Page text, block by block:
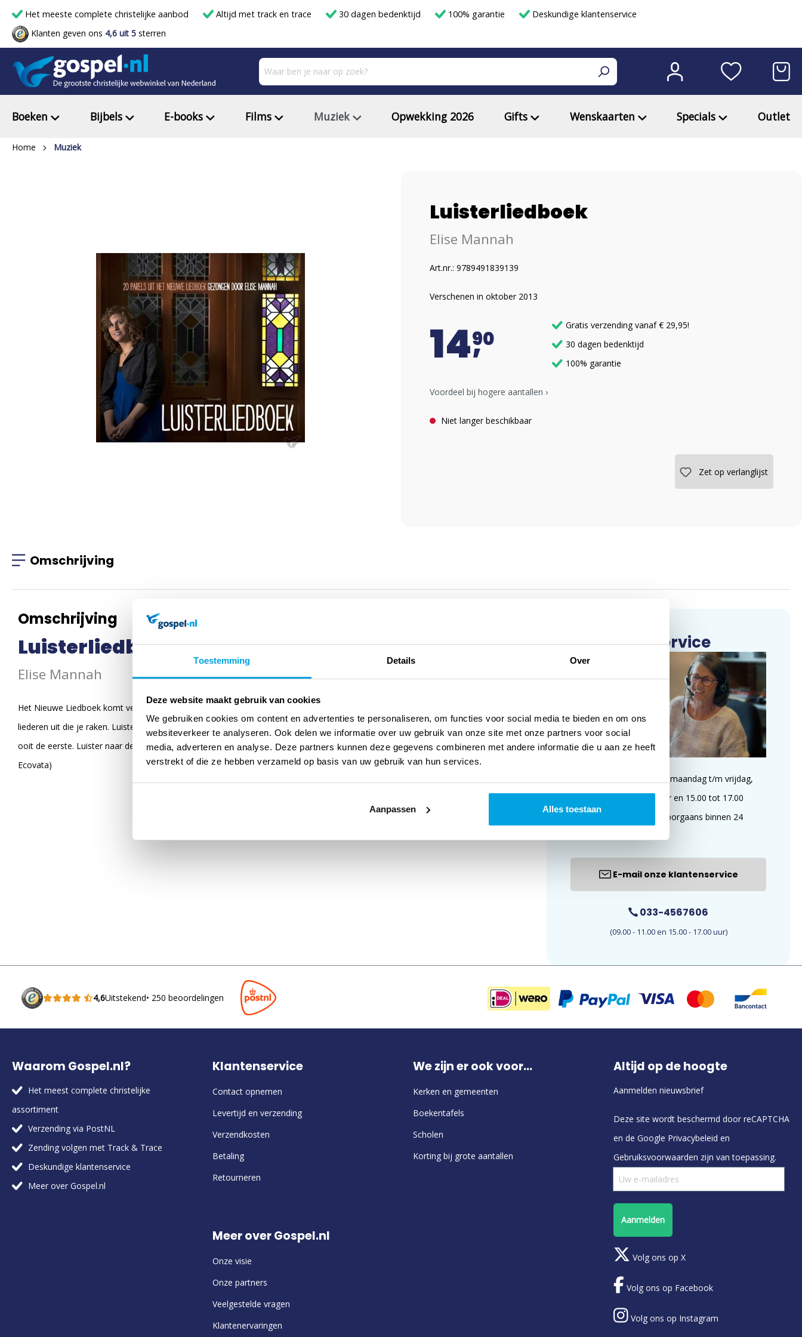
Toestemming Details Over
Deze website maakt gebruik van cookies
We gebruiken cookies om content en advertenties te personaliseren, om functies voor social media te bieden en om ons
websiteverkeer te analyseren. Ook delen we informatie over uw gebruik van onze site met onze partners voor social
media, adverteren en analyse. Deze partners kunnen deze gegevens combineren met andere informatie die u aan ze heeft
verstrekt of die ze hebben verzameld op basis van uw gebruik van hun services.
Aanpassen Alles toestaan
Het meeste complete christelijke aanbod Altijd met track en trace 30 dagen bedenktijd 100% garantie
Deskundige klantenservice
Klanten geven ons 4,6 uit 5 sterren
Boeken Bijbels E-books Films Muziek Opwekking 2026 Gifts Wenskaarten Specials Outlet
Home Muziek
Luisterliedboek
Elise Mannah
Art.nr.: 9789491839139
Verschenen in oktober 2013
1490
Gratis verzending vanaf € 29,95!
30 dagen bedenktijd
100% garantie
Voordeel bij hogere aantallen ›
Niet langer beschikbaar
Zet op verlanglijst
Omschrijving
Omschrijving
Luisterliedboek
Elise Mannah
Het Nieuwe Liedboek komt verrassend tot leven in dit unieke project. Elise Mannah zingt er op de haar kenmerkende wijze 20
liederen uit die je raken. Luister naar o.a. Wees stil en weet: Ik ben uw God. Verhoor mij als ik roep tot U. Dit is een morgen als
ooit de eerste. Luister naar de wind met prachtige rustige arrangementen en begeleiding op vleugel en met strijkkwartet. (bron:
Ecovata)
Klantenservice
Wij zijn te bereiken op maandag t/m vrijdag,
van 09.00 tot 11.00 uur en 15.00 tot 17.00
uur. E-mails worden doorgaans binnen 24
E-mail onze klantenservice
033-4567606
(09.00 - 11.00 en 15.00 - 17.00 uur)
4,6Uitstekend• 250 beoordelingen
Waarom Gospel.nl?
Het meest complete christelijke
assortiment
Verzending via PostNL
Zending volgen met Track & Trace
Deskundige klantenservice
Meer over Gospel.nl
Klantenservice
Contact opnemen
Levertijd en verzending
Verzendkosten
Betaling
Retourneren
Meer over Gospel.nl
Onze visie
Onze partners
Veelgestelde vragen
Klantenervaringen
We zijn er ook voor...
Kerken en gemeenten
Boekentafels
Scholen
Korting bij grote aantallen
Altijd op de hoogte
Aanmelden nieuwsbrief
Deze site wordt beschermd door reCAPTCHA
en de Google Privacybeleid en
Gebruiksvoorwaarden zijn van toepassing.
Aanmelden
Volg ons op X
Volg ons op Facebook
Volg ons op Instagram